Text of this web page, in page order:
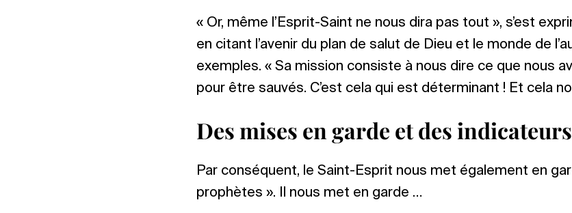
« Or, même l’Esprit-Saint ne nous dira pas tout », s’est
en citant l’avenir du plan de salut de Dieu et le monde de
exemples. « Sa mission consiste à nous dire ce que nous
pour être sauvés. C’est cela qui est déterminant ! Et cela
Des mises en garde et des indicateurs
Par conséquent, le Saint-Esprit nous met également en
prophètes ». Il nous met en garde …